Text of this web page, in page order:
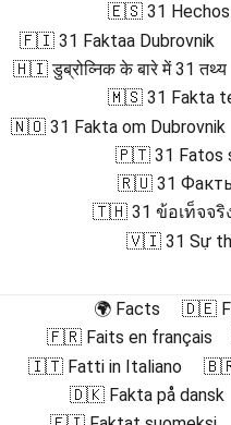
🇪🇸 31 Hechos
🇫🇮 31 Faktaa Dubrovnik
🇭🇮 डुब्रोव्निक के बारे में 31 तथ्य
🇲🇸 31 Fakta
🇳🇴 31 Fakta om Dubrovnik
🇵🇹 31 Fatos
🇷🇺 31
🇹🇭 31 ข้อเท็จจริ
🇻🇮 31 Sự
🌍 Facts
🇩🇪
🇫🇷 Faits en français
🇮🇹 Fatti in Italiano
🇧🇷
🇩🇰 Fakta på dansk